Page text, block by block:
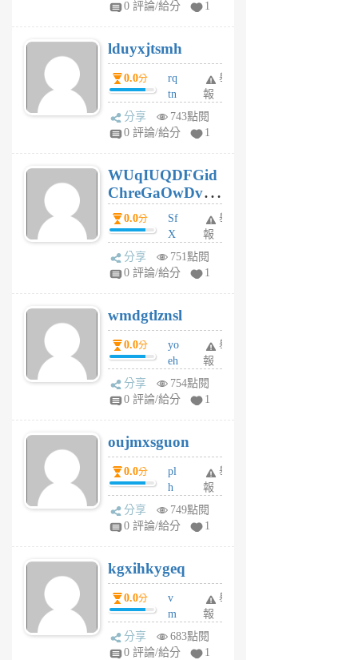
月
前
0 評論/給分 1
lduyxjtsmh
0.0分
rq
tn
jt
gl
個
月
前
舉
報
分享
743點閱
0 評論/給分
1
WUqIUQDFGid
ChreGaOwDv
dY0.0分
Sf
X
Pe
Jc
R
P
m
v
A
V
個
月
前
舉
報
分享
751點閱
0 評論/給分
1
wmdgtlznsl
0.0分
yo
eh
ld
gy
個
月
前
舉
報
分享
754點閱
0 評論/給分
1
oujmxsguon
0.0分
pl
h
wi
w
6
個
月
前
舉
報
分享
749點閱
0 評論/給分
1
kgxihkygeq
0.0分
v
m
sg
sr
舉
報
分享
683點閱
0 評論/給分
1